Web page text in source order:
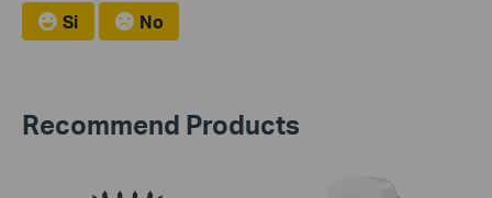
Si No
Recommend Products